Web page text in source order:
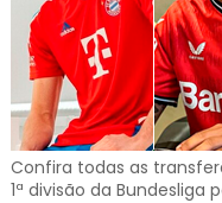
Confira todas as
1ª divisão da Bundesliga